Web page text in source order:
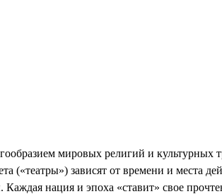
мировых религий и культурных
(«театры») зависят от времени и места
нация и эпоха «ставит» свое